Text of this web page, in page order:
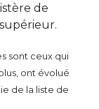
de
sont ceux qui
ont évolué
de la liste de